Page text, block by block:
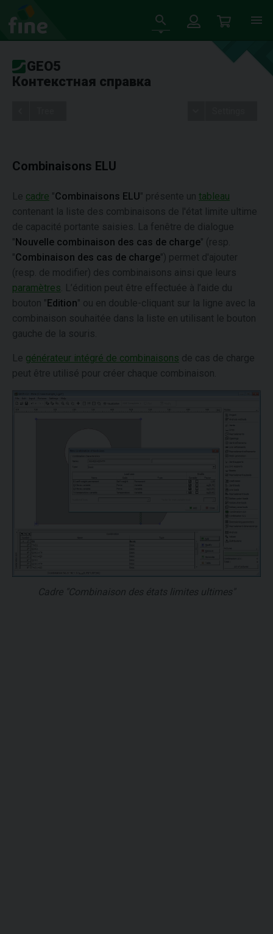
GEO5
Контекстная справка
Combinaisons ELU
Le cadre "Combinaisons ELU" présente un tableau
contenant la liste des combinaisons de l'état limite ultime
de capacité portante saisies. La fenêtre de dialogue
"Nouvelle combinaison des cas de charge" (resp.
"Combinaison des cas de charge") permet d'ajouter
(resp. de modifier) des combinaisons ainsi que leurs
paramètres . L’édition peut être effectuée à l’aide du
bouton "Edition" ou en double-cliquant sur la ligne avec la
combinaison souhaitée dans la liste en utilisant le bouton
gauche de la souris.
Le générateur intégré de combinaisons de cas de charge
peut être utilisé pour créer chaque combinaison.
Cadre "Combinaison des états limites ultimes"